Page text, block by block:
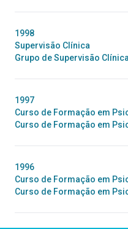
1998
Supervisão Clínica
Grupo de Supervisão Clínica
1997
Curso de Formação em
Curso de Formação em
1996
Curso de Formação em
Curso de Formação em